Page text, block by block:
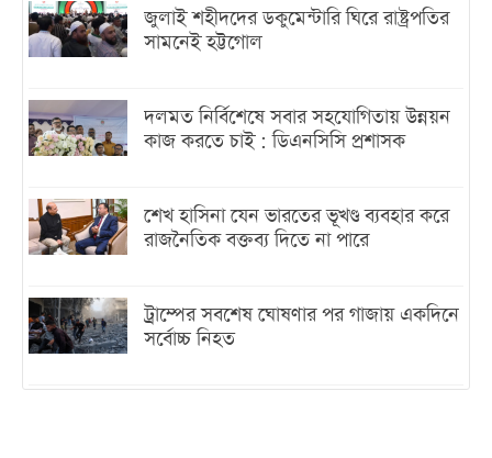
জুলাই শহীদদের ডকুমেন্টারি ঘিরে রাষ্ট্রপতির
সামনেই হট্টগোল
দলমত নির্বিশেষে সবার সহযোগিতায় উন্নয়ন
কাজ করতে চাই : ডিএনসিসি প্রশাসক
শেখ হাসিনা যেন ভারতের ভূখণ্ড ব্যবহার করে
রাজনৈতিক বক্তব্য দিতে না পারে
ট্রাম্পের সবশেষ ঘোষণার পর গাজায় একদিনে
সর্বোচ্চ নিহত